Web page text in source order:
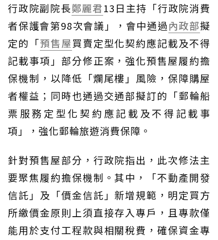
行政院副院長鄭麗君13日主持「行政院消費
者保護會第98次會議」，會中通過內政部擬
定的「預售屋買賣定型化契約應記載及不得
記載事項」部分修正案，強化預售屋履約擔
保機制，以降低「爛尾樓」風險，保障購屋
者權益；同時也通過交通部擬訂的「郵輪船
票服務定型化契約應記載及不得記載事
項」，強化郵輪旅遊消費保障。
針對預售屋部分，行政院指出，此次修法主
要聚焦履約擔保機制。其中，「不動產開發
信託」及「價金信託」新增規範，明定買方
所繳價金原則上須直接存入專戶，且專款僅
能用於支付工程款與相關稅費，確保資金專